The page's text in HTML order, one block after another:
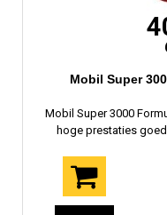
Mobil Super
Mobil Super 3000
hoge prestaties